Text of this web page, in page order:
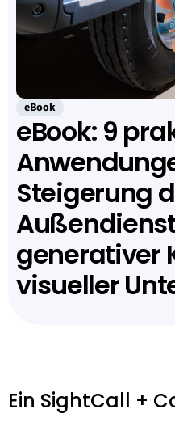
eBook
eBook: 9
Steigerung
generativer
visueller
Ein SightCall +